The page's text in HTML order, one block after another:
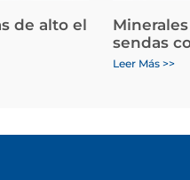
de alto el
sendas
Leer Más >>